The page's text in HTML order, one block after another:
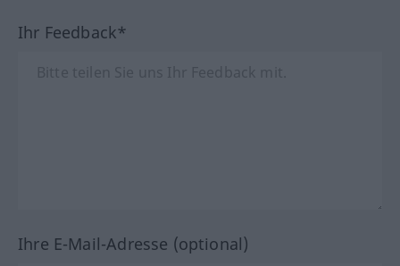
Ihr Feedback*
Ihre E-Mail-Adresse (optional)